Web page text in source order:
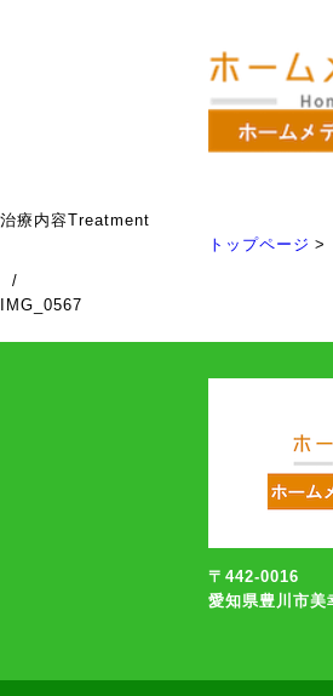
治療内容Treatment
トップページ
/
IMG_0567
〒442-0016
愛知県豊川市